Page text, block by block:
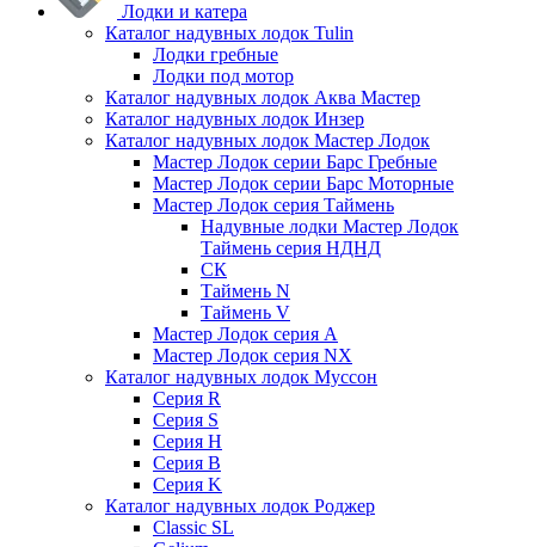
Лодки и катера
Каталог надувных лодок Tulin
Лодки гребные
Лодки под мотор
Каталог надувных лодок Аква Мастер
Каталог надувных лодок Инзер
Каталог надувных лодок Мастер Лодок
Мастер Лодок серии Барс Гребные
Мастер Лодок серии Барс Моторные
Мастер Лодок серия Таймень
Надувные лодки Мастер Лодок
Таймень серия НДНД
СК
Таймень N
Таймень V
Мастер Лодок серия А
Мастер Лодок серия NX
Каталог надувных лодок Муссон
Серия R
Серия S
Серия H
Серия B
Серия K
Каталог надувных лодок Роджер
Classic SL